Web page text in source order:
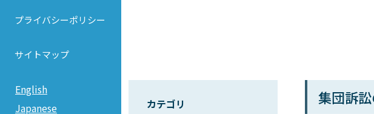
プライバシーポリシー
サイトマップ
English
Japanese
カテゴリ 集団訴